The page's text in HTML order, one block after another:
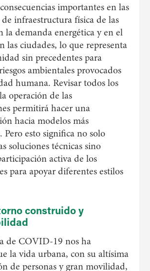
importantes en las
de infraestructura física de las
la demanda energética y en el
las ciudades, lo que representa
sin precedentes para
ambientales provocados
humana. Revisar todos los
operación de las
permitirá hacer una
hacia modelos más
Pero esto significa no solo
soluciones técnicas sino
activa de los
para apoyar diferentes estilos
construido y
de COVID-19 nos ha
la vida urbana, con su altísima
de personas y gran movilidad,